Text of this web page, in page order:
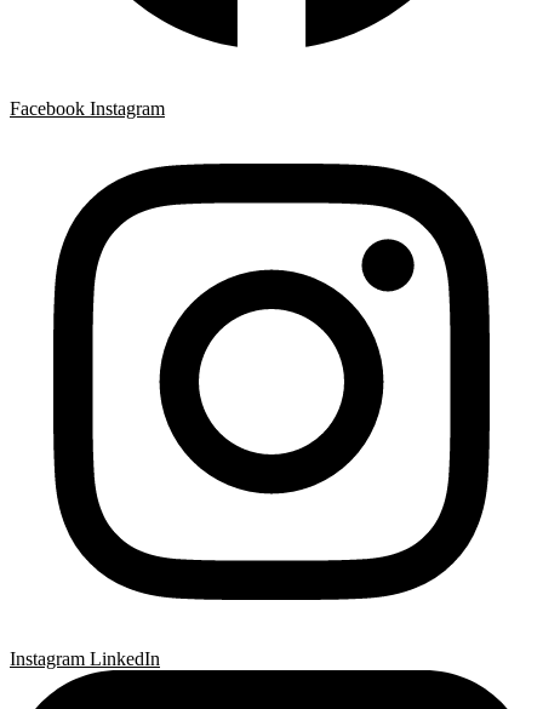
Facebook Instagram
Instagram LinkedIn